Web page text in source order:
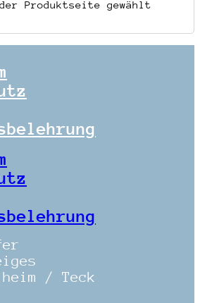
Produktseite gewählt
/ Teck